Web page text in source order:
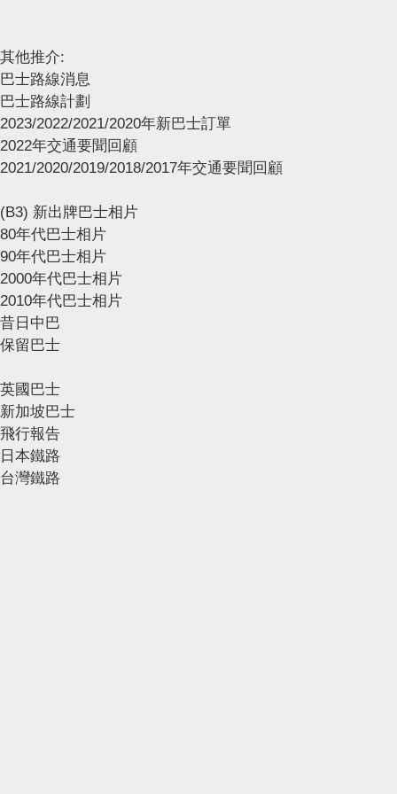
其他推介:
巴士路線消息
巴士路線計劃
2023/2022/2021/2020年新巴士訂單
2022年交通要聞回顧
2021/2020/2019/2018/2017年交通要聞回顧
(B3) 新出牌巴士相片
80年代巴士相片
90年代巴士相片
2000年代巴士相片
2010年代巴士相片
昔日中巴
保留巴士
英國巴士
新加坡巴士
飛行報告
日本鐵路
台灣鐵路